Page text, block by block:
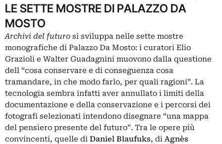
LE SETTE MOSTRE DI PALAZZO DA
MOSTO
Archivi del futuro si sviluppa nelle sette mostre
monografiche di Palazzo Da Mosto: i curatori Elio
Grazioli e Walter Guadagnini muovono dalla questione
dell “cosa conservare e di conseguenza cosa
tramandare, in che modo farlo, per quali ragioni”. La
tecnologia sembra infatti aver annullato i limiti della
documentazione e della conservazione e i percorsi dei
fotografi selezionati intendono disegnare “una mappa
del pensiero presente del futuro”. Tra le opere più
convincenti, quelle di Daniel Blaufuks, di Agnès